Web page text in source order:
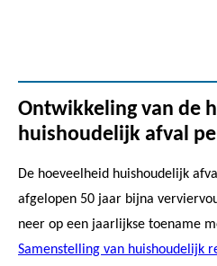
Ontwikkeling van de
huishoudelijk afval
De hoeveelheid huishoudelijk
afgelopen 50 jaar bijna
neer op een jaarlijkse toename
Samenstelling van huishoudelijk